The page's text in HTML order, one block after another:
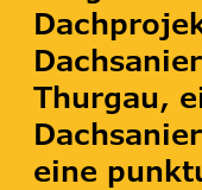
Thurgau,
eine